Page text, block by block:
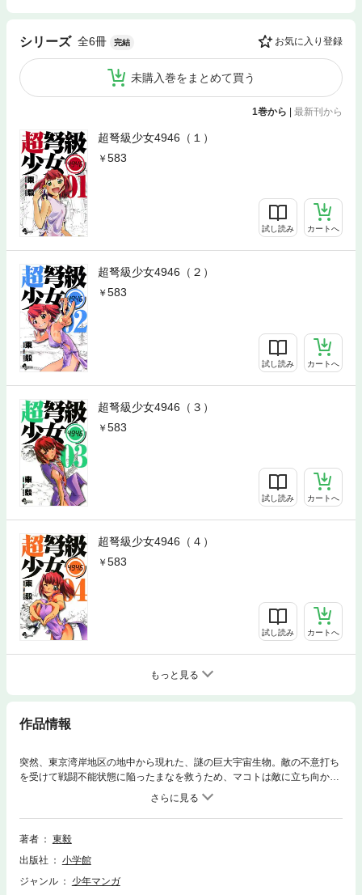
シリーズ 全6冊 完結 お気に入り登録
未購入巻をまとめて買う
1巻から 最新刊から
超弩級少女4946（１）
583
試し読み カートへ
超弩級少女4946（２）
583
試し読み カートへ
超弩級少女4946（３）
583
試し読み カートへ
超弩級少女4946（４）
583
試し読み カートへ
もっと見る
作品情報
突然、東京湾岸地区の地中から現れた、謎の巨大宇宙生物。敵の不意打ち
を受けて戦闘不能状態に陥ったまなを救うため、マコトは敵に立ち向かお
うとするが、当然ちっぽけな人間ひとりが体当たりしたところでかなう相
手ではない。そこに土田が現れ、まなが本来の力を発揮する方法をマコト
に教えるが…？
著者
東毅
出版社
小学館
ジャンル
少年マンガ